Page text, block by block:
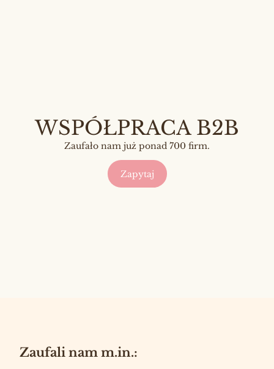
WSPÓŁPRACA B2B
Zaufało nam już ponad 700 firm.
Zapytaj
Zaufali nam m.in.: